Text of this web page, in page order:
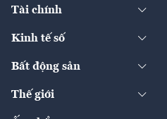
Diễn đàn
Tài chính
Ngân hàng
Bảo hiểm
Kinh tế số
Sản phẩm - Thị trường
Bất động sản
Chính sách
Thế giới
Kinh tế